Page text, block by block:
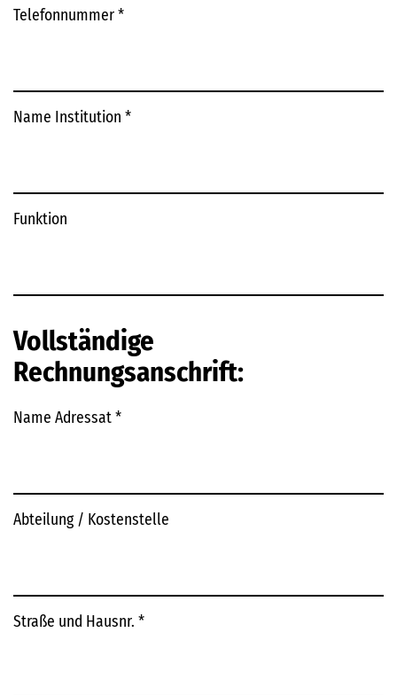
Telefonnummer*
Name Institution *
Funktion
Vollständige
Rechnungsanschrift:
Name Adressat*
Abteilung / Kostenstelle
Straße und Hausnr. *